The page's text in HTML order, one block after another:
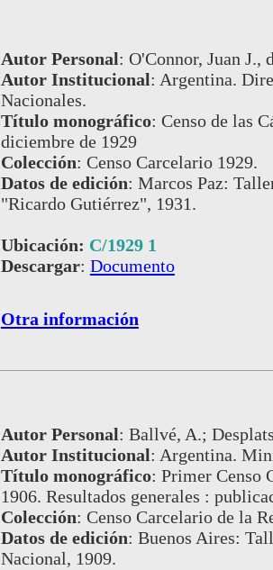
Autor Personal: O'Connor, Juan J.,
Autor Institucional: Argentina.
Nacionales.
Título monográfico: Censo de las
diciembre de 1929
Colección: Censo Carcelario 1929.
Datos de edición: Marcos Paz:
"Ricardo Gutiérrez", 1931.
Ubicación: C/1929 1
Descargar: Documento
Otra información
Autor Personal: Ballvé, A.;
Autor Institucional: Argentina.
Título monográfico: Primer Censo
1906. Resultados generales :
Colección: Censo Carcelario de la
Datos de edición: Buenos Aires:
Nacional, 1909.